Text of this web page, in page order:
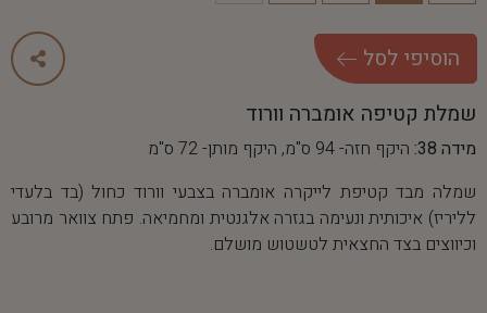
הוסיפי לסל
שמלת קטיפה אומברה וורוד
מידה 38:
היקף חזה- 94 ס"מ, היקף מותן- 72 ס"מ
שמלה מבד קטיפת לייקרה אומברה בצבעי וורוד כחול (בד בלעדי
לליריז) איכותית ונעימה בגזרה אלגנטית ומחמיאה. פתח צוואר מרובע
וכיווצים בצד החצאית לטשטוש מושלם.